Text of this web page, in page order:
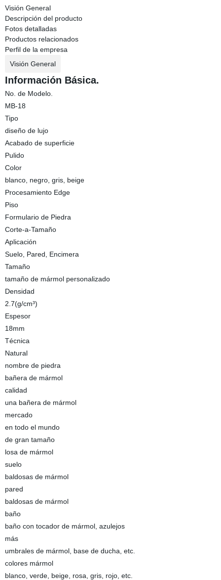
Visión General
Descripción del producto
Fotos detalladas
Productos relacionados
Perfil de la empresa
Visión General
Información Básica.
No. de Modelo.
MB-18
Tipo
diseño de lujo
Acabado de superficie
Pulido
Color
blanco, negro, gris, beige
Procesamiento Edge
Piso
Formulario de Piedra
Corte-a-Tamaño
Aplicación
Suelo, Pared, Encimera
Tamaño
tamaño de mármol personalizado
Densidad
2.7(g/cm³)
Espesor
18mm
Técnica
Natural
nombre de piedra
bañera de mármol
calidad
una bañera de mármol
mercado
en todo el mundo
de gran tamaño
losa de mármol
suelo
baldosas de mármol
pared
baldosas de mármol
baño
baño con tocador de mármol, azulejos
más
umbrales de mármol, base de ducha, etc.
colores mármol
blanco, verde, beige, rosa, gris, rojo, etc.